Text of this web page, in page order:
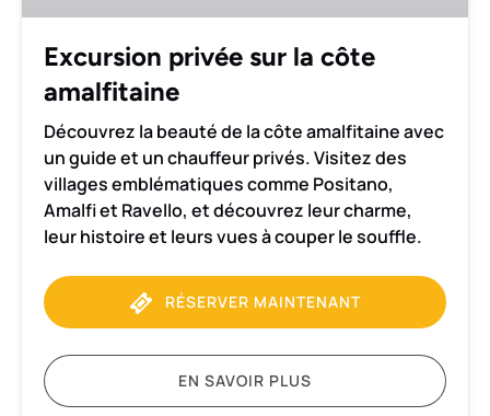
Excursion privée sur la côte
amalfitaine
Découvrez la beauté de la côte amalfitaine avec
un guide et un chauffeur privés. Visitez des
villages emblématiques comme Positano,
Amalfi et Ravello, et découvrez leur charme,
leur histoire et leurs vues à couper le souffle.
RÉSERVER MAINTENANT
EN SAVOIR PLUS